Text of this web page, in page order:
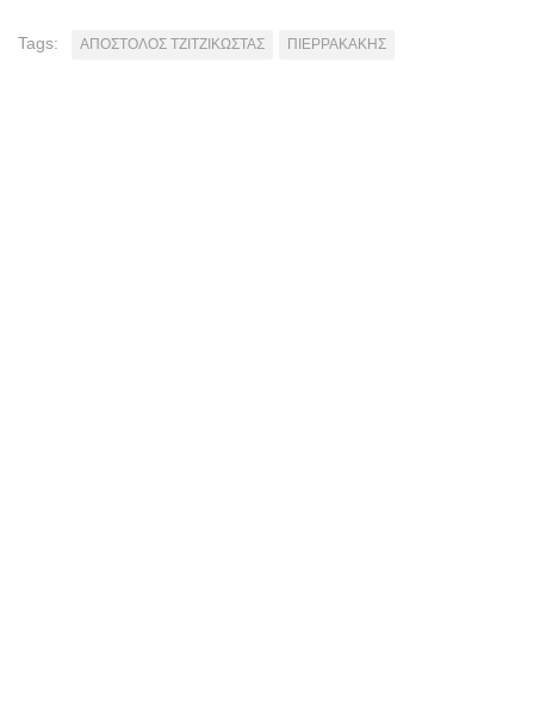
Tags: ΑΠΟΣΤΟΛΟΣ ΤΖΙΤΖΙΚΩΣΤΑΣ ΠΙΕΡΡΑΚΑΚΗΣ